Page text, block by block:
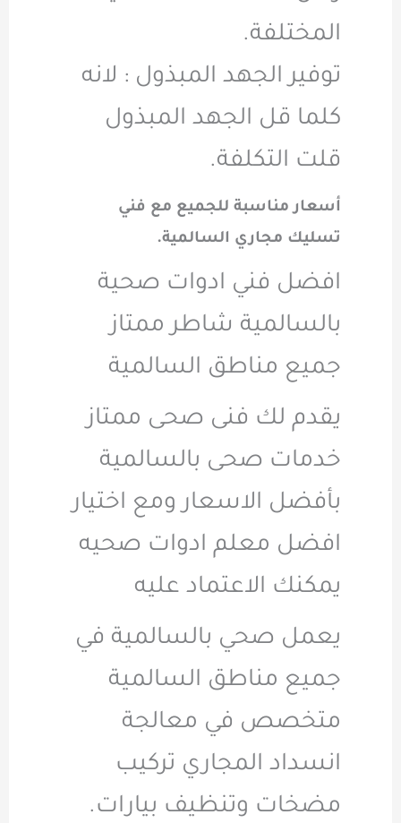
المختلفة.
توفير الجهد المبذول : لانه
كلما قل الجهد المبذول
قلت التكلفة.
أسعار مناسبة للجميع مع فني
تسليك مجاري السالمية.
افضل فني ادوات صحية
بالسالمية شاطر ممتاز
جميع مناطق السالمية
يقدم لك فنى صحى ممتاز
خدمات صحى بالسالمية
بأفضل الاسعار ومع اختيار
افضل معلم ادوات صحيه
يمكنك الاعتماد عليه
يعمل صحي بالسالمية في
جميع مناطق السالمية
متخصص في معالجة
انسداد المجاري تركيب
مضخات وتنظيف بيارات.